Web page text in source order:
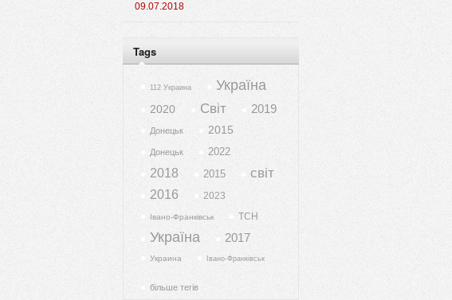
09.07.2018
Tags
112 Украина Україна
2020 Світ 2019
Донецьк 2015
Донецьк 2022
2018 2015 світ
2016 2023
Івано-Франківськ ТСН
Україна 2017
Украина Івано-Франківськ
більше тегів